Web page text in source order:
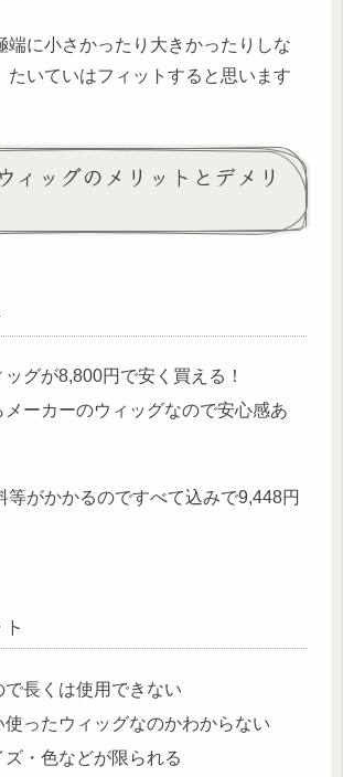
端に小さかったり大きかったりしな
たいていはフィットすると思います
ィッグのメリットとデメリ
ッグが8,800円で安く買える！
メーカーのウィッグなので安心感あ
がかかるのですべて込みで9,448円
で長くは使用できない
使ったウィッグなのかわからない
ズ・色などが限られる